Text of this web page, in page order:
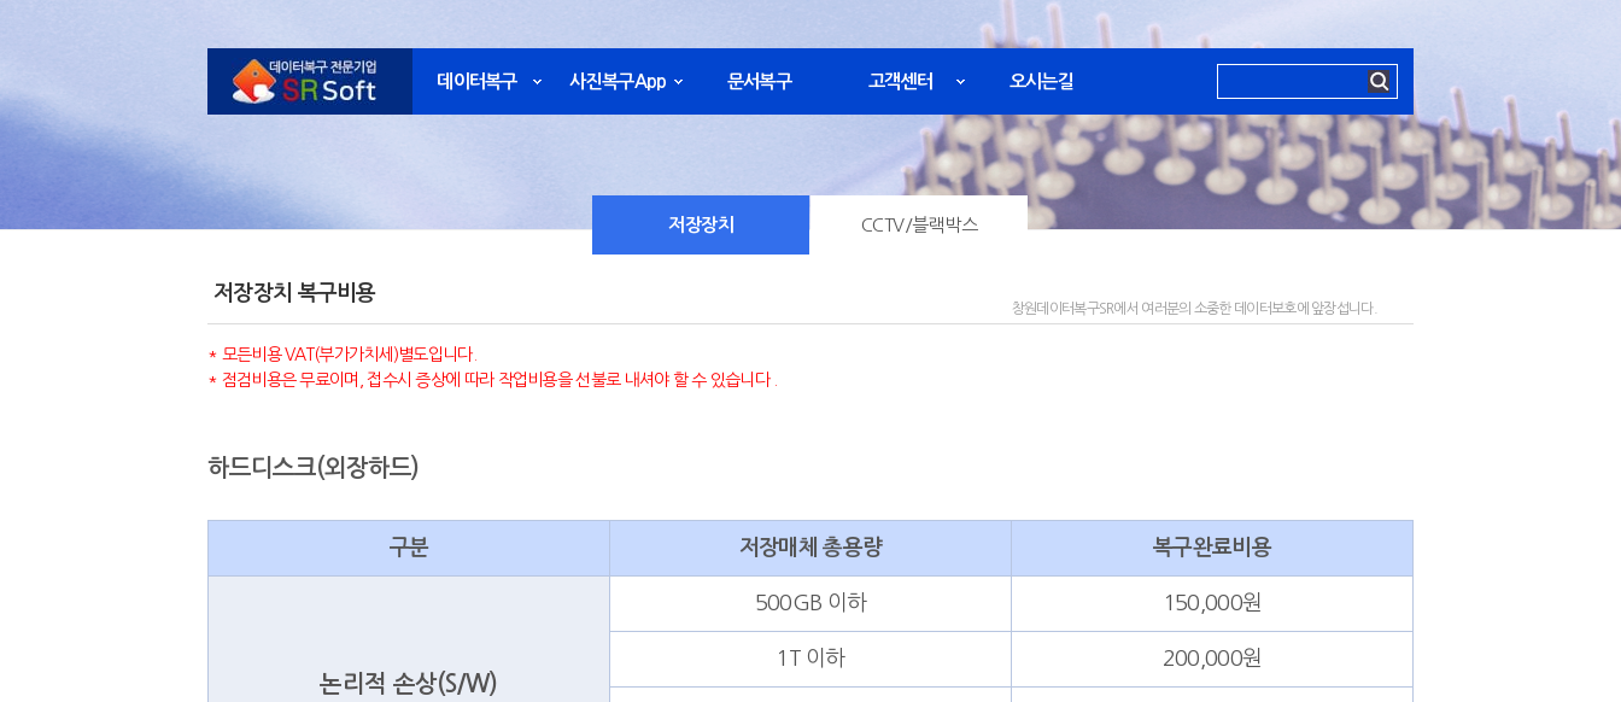
데이터복구 사진복구App 문서복구 고객센터 오시는길
저장장치 CCTV/블랙박스
저장장치 복구비용
창원데이터복구SR에서 여러분의 소중한 데이터보호에 앞장섭니다.
* 모든비용 VAT(부가가치세)별도입니다.
* 점검비용은 무료이며, 접수시 증상에 따라 작업비용을 선불로 내셔야 할 수 있습니다 .
하드디스크(외장하드)
구분 저장매체 총용량 복구완료비용
논리적 손상(S/W)
500GB 이하 150,000원
1T 이하 200,000원